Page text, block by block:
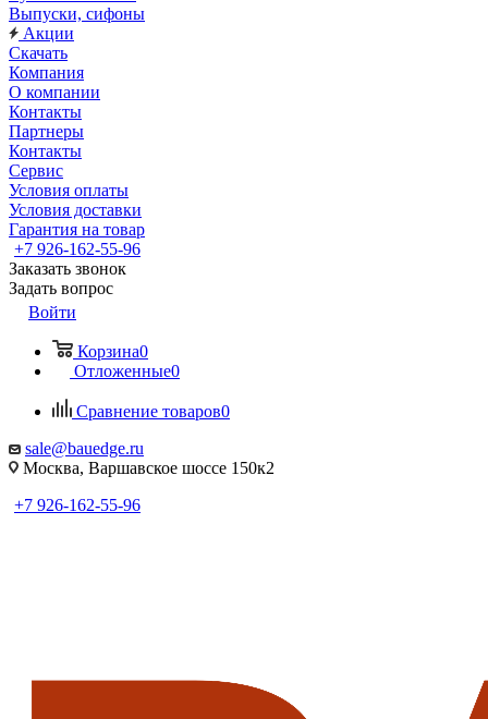
Выпуски, сифоны
Акции
Скачать
Компания
О компании
Контакты
Партнеры
Контакты
Сервис
Условия оплаты
Условия доставки
Гарантия на товар
+7 926-162-55-96
Заказать звонок
Задать вопрос
Войти
Корзина0
Отложенные0
Сравнение товаров0
sale@bauedge.ru
Москва, Варшавское шоссе 150к2
+7 926-162-55-96